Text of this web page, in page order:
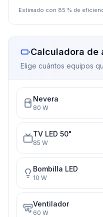
Estimado con 85 % de
Calculadora de
Elige cuántos equipos
Nevera
80 W
TV LED 50"
85 W
Bombilla LED
10 W
Ventilador
60 W